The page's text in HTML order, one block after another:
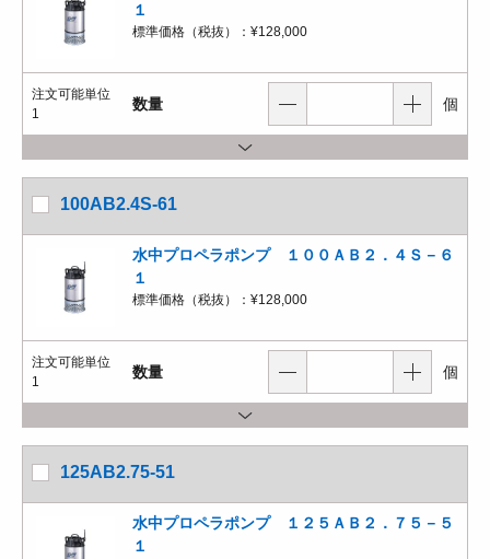
１
標準価格（税抜）： ¥128,000
注文可能単位
1
数量 個
100AB2.4S-61
水中プロペラポンプ １００ＡＢ２．４Ｓ－６
１
標準価格（税抜）： ¥128,000
注文可能単位
1
数量 個
125AB2.75-51
水中プロペラポンプ １２５ＡＢ２．７５－５
１